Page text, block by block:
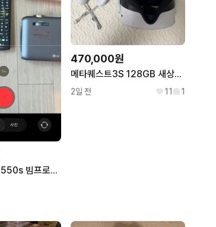
LG 시네빔 PH550s 빔프로젝터 (구성품 풀셋)
470,000원
메타퀘스트3S 128GB 새상품급
2일 전 11 1